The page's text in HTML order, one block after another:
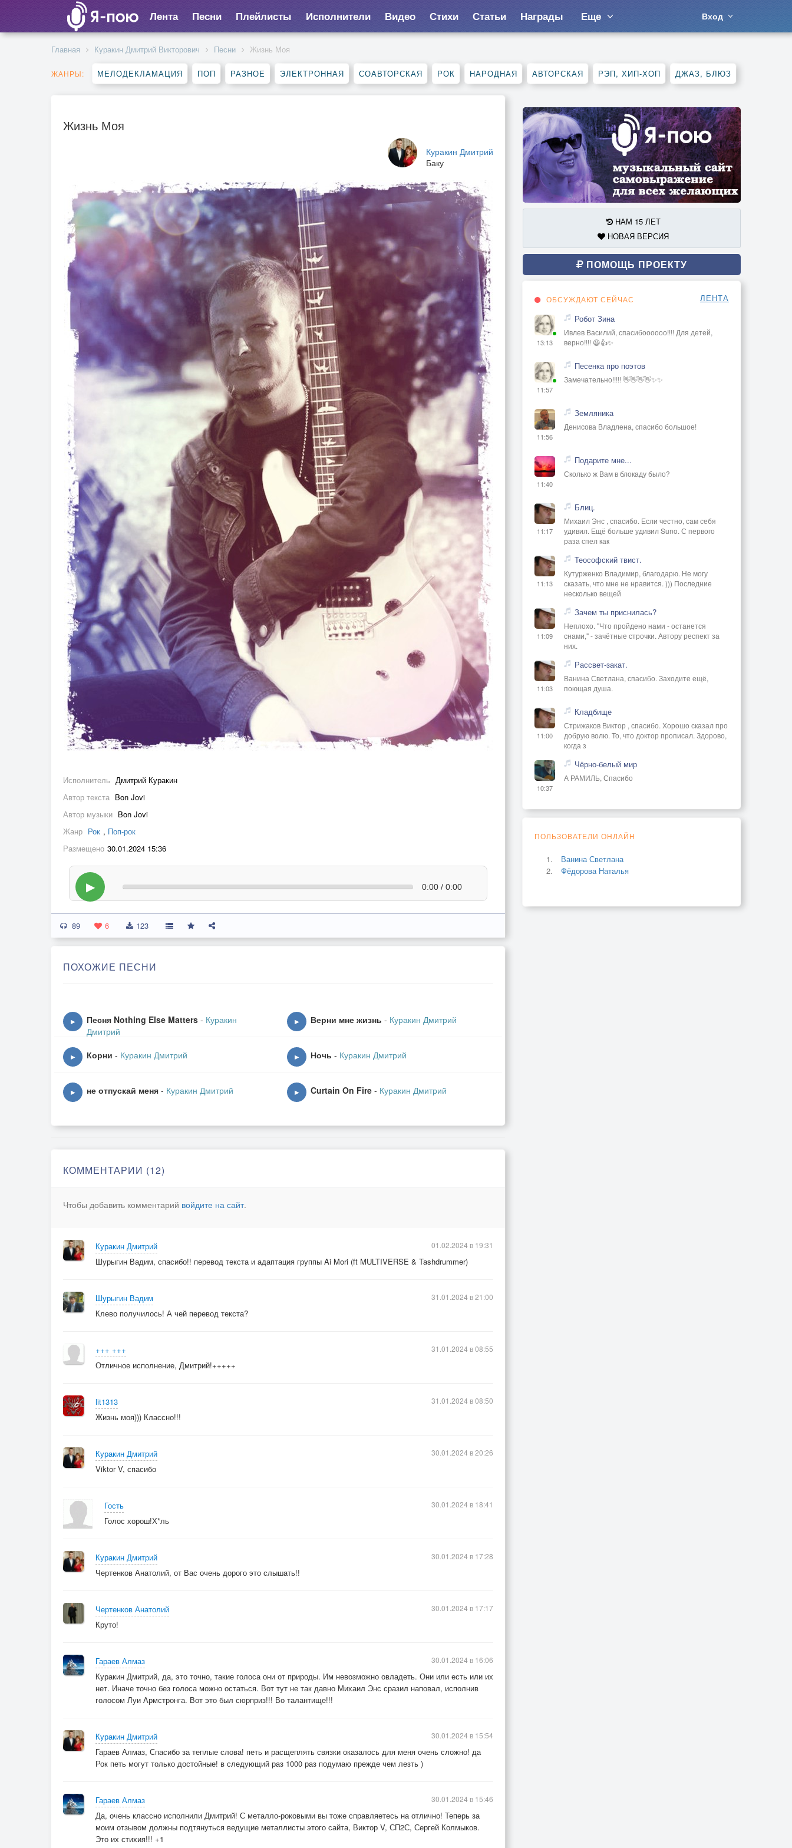
Лента Песни Плейлисты Исполнители Видео Стихи Статьи Награды Еще Вход
Главная Куракин Дмитрий Викторович Песни Жизнь Моя
ЖАНРЫ: МЕЛОДЕКЛАМАЦИЯ ПОП РАЗНОЕ ЭЛЕКТРОННАЯ СОАВТОРСКАЯ РОК НАРОДНАЯ АВТОРСКАЯ РЭП, ХИП-ХОП ДЖАЗ, БЛЮЗ
Жизнь Моя
Куракин Дмитрий
Баку
Исполнитель Дмитрий Куракин
Автор текста Bon Jovi
Автор музыки Bon Jovi
Жанр Рок , Поп-рок
Размещено 30.01.2024 15:36
▶ 0:00 / 0:00
89 6 123
ПОХОЖИЕ ПЕСНИ
▶ Песня Nothing Else Matters - Куракин
Дмитрий
▶ Верни мне жизнь - Куракин Дмитрий
▶ Корни - Куракин Дмитрий ▶ Ночь - Куракин Дмитрий
▶ не отпускай меня - Куракин Дмитрий ▶ Curtain On Fire - Куракин Дмитрий
КОММЕНТАРИИ (12)
Чтобы добавить комментарий войдите на сайт.
Куракин Дмитрий
Шурыгин Вадим, спасибо!! перевод текста и адаптация группы Ai Mori (ft MULTIVERSE & Tashdrummer)
01.02.2024 в 19:31
Шурыгин Вадим
Клево получилось! А чей перевод текста?
31.01.2024 в 21:00
+++ +++
Отличное исполнение, Дмитрий!+++++
31.01.2024 в 08:55
lit1313
Жизнь моя))) Классно!!!
31.01.2024 в 08:50
Куракин Дмитрий
Viktor V, спасибо
30.01.2024 в 20:26
Гость
Голос хорош!Х*ль
30.01.2024 в 18:41
Куракин Дмитрий
Чертенков Анатолий, от Вас очень дорого это слышать!!
30.01.2024 в 17:28
Чертенков Анатолий
Круто!
30.01.2024 в 17:17
Гараев Алмаз
Куракин Дмитрий, да, это точно, такие голоса они от природы. Им невозможно овладеть. Они или есть или их
нет. Иначе точно без голоса можно остаться. Вот тут не так давно Михаил Энс сразил наповал, исполнив
голосом Луи Армстронга. Вот это был сюрприз!!! Во талантище!!!
30.01.2024 в 16:06
Куракин Дмитрий
Гараев Алмаз, Спасибо за теплые слова! петь и расщеплять связки оказалось для меня очень сложно! да
Рок петь могут только достойные! в следующий раз 1000 раз подумаю прежде чем лезть )
30.01.2024 в 15:54
Гараев Алмаз
Да, очень классно исполнили Дмитрий! С металло-роковыми вы тоже справляетесь на отлично! Теперь за
моим отзывом должны подтянуться ведущие металлисты этого сайта, Виктор V, СП2С, Сергей Колмыков.
Это их стихия!!! +1
30.01.2024 в 15:46
НАМ 15 ЛЕТ
НОВАЯ ВЕРСИЯ
ПОМОЩЬ ПРОЕКТУ
ОБСУЖДАЮТ СЕЙЧАС ЛЕНТА
13:13
Робот Зина
Ивлев Василий, спасибоооооо!!!! Для детей,
верно!!!! 😃👍✨
11:57
Песенка про поэтов
Замечательно!!!!! 👋👋👋👋✨✨
11:56
Земляника
Денисова Владлена, спасибо большое!
11:40
Подарите мне...
Сколько ж Вам в блокаду было?
11:17
Блиц.
Михаил Энс , спасибо. Если честно, сам себя
удивил. Ещё больше удивил Suno. С первого
раза спел как
11:13
Теософский твист.
Кутурженко Владимир, благодарю. Не могу
сказать, что мне не нравится. ))) Последние
несколько вещей
11:09
Зачем ты приснилась?
Неплохо. "Что пройдено нами - останется
снами," - зачётные строчки. Автору респект за
них.
11:03
Рассвет-закат.
Ванина Светлана, спасибо. Заходите ещё,
поющая душа.
11:00
Кладбище
Стрижаков Виктор , спасибо. Хорошо сказал про
добрую волю. То, что доктор прописал. Здорово,
когда з
10:37
Чёрно-белый мир
А РАМИЛЬ, Спасибо
ПОЛЬЗОВАТЕЛИ ОНЛАЙН
Ванина Светлана
Фёдорова Наталья